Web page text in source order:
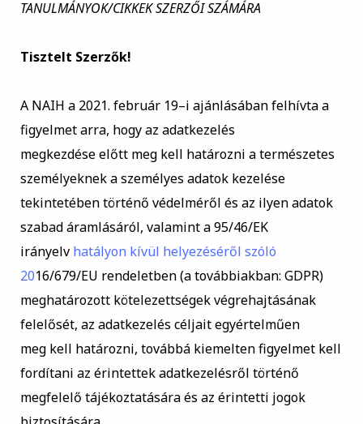
TANULMÁNYOK/CIKKEK SZERZŐI SZÁMÁRA
Tisztelt Szerzők!
A NAIH a 2021. február 19–i ajánlásában felhívta a
figyelmet arra, hogy az adatkezelés
megkezdése előtt meg kell határozni a természetes
személyeknek a személyes adatok kezelése
tekintetében történő védelméről és az ilyen adatok
szabad áramlásáról, valamint a 95/46/EK
irányelv hatályon kívül helyezéséről szóló
2016/679/EU rendeletben (a továbbiakban: GDPR)
meghatározott kötelezettségek végrehajtásának
felelősét, az adatkezelés céljait egyértelműen
meg kell határozni, továbbá kiemelten figyelmet kell
fordítani az érintettek adatkezelésről történő
megfelelő tájékoztatására és az érintetti jogok